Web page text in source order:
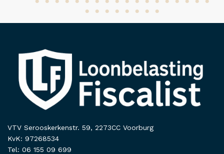
VTV Serooskerkenstr. 59, 2273CC Voorburg
KvK: 97268534
Tel: 06 155 09 699